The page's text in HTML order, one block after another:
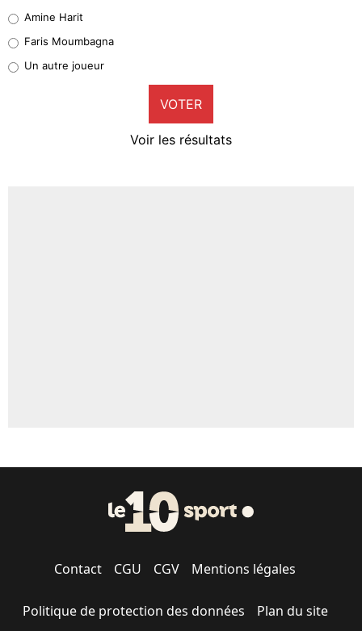
1%
9%
Amine Harit
Faris Moumbagna
Un autre joueur
VOTER
Voir les résultats
Contact CGU CGV Mentions légales
Politique de protection des données Plan du site